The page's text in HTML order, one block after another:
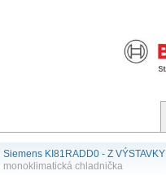
Siemens KI81RADD0 - Z VÝSTAVKY
monoklimatická chladnička